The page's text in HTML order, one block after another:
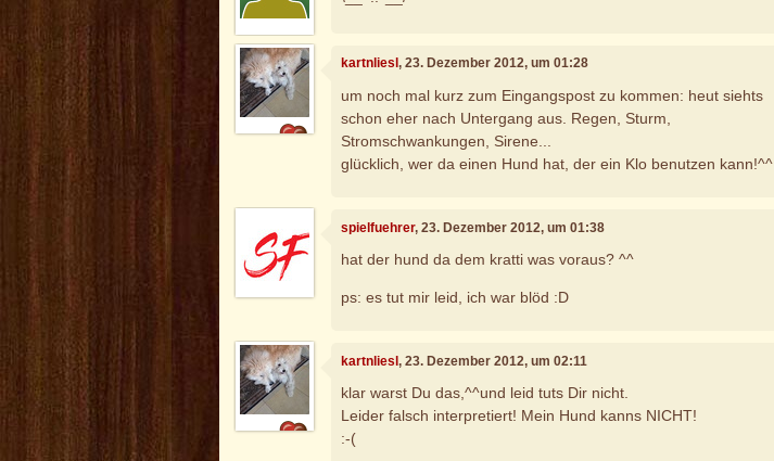
kartnliesl, 23. Dezember 2012, um 01:28
um noch mal kurz zum Eingangspost zu kommen: heut siehts
schon eher nach Untergang aus. Regen, Sturm,
Stromschwankungen, Sirene...
glücklich, wer da einen Hund hat, der ein Klo benutzen kann!^^
spielfuehrer, 23. Dezember 2012, um 01:38
hat der hund da dem kratti was voraus? ^^
ps: es tut mir leid, ich war blöd :D
kartnliesl, 23. Dezember 2012, um 02:11
klar warst Du das,^^und leid tuts Dir nicht.
Leider falsch interpretiert! Mein Hund kanns NICHT!
:-(